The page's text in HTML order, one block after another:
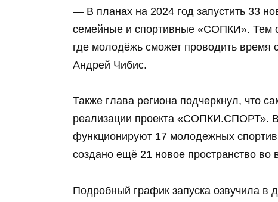
— В планах на 2024 год запустить 33
семейные и спортивные «СОПКИ».
где молодёжь сможет проводить время
Андрей Чибис.
Также глава региона подчеркнул, что
реализации проекта «СОПКИ.СПОРТ».
функционируют 17 молодежных
создано ещё 21 новое пространство во
Подробный график запуска озвучила в